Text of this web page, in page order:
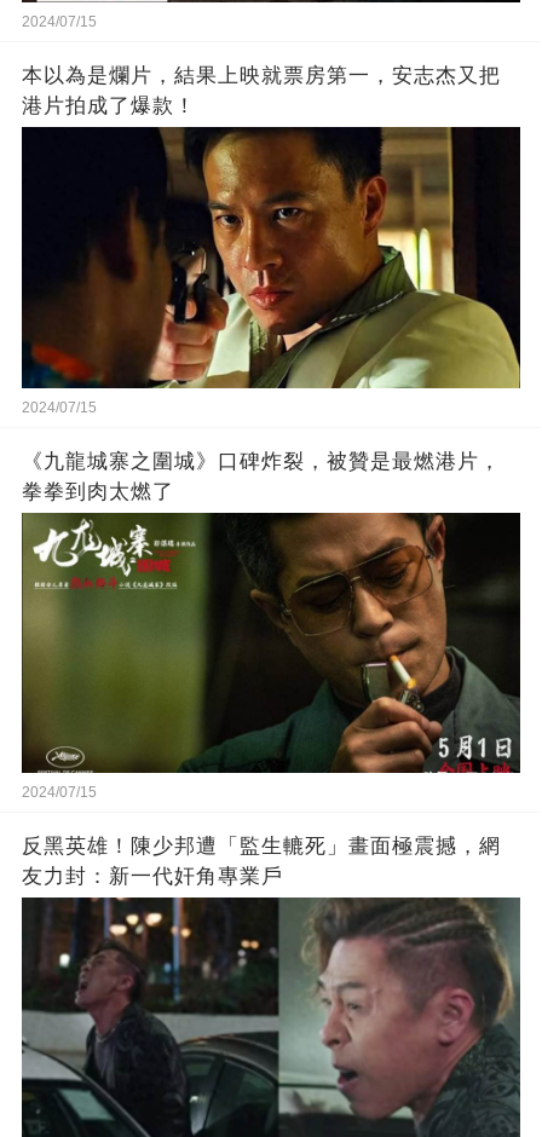
2024/07/15
本以為是爛片，結果上映就票房第一，安志杰又把
港片拍成了爆款！
2024/07/15
《九龍城寨之圍城》口碑炸裂，被贊是最燃港片，
拳拳到肉太燃了
2024/07/15
反黑英雄！陳少邦遭「監生轆死」畫面極震撼，網
友力封：新一代奸角專業戶